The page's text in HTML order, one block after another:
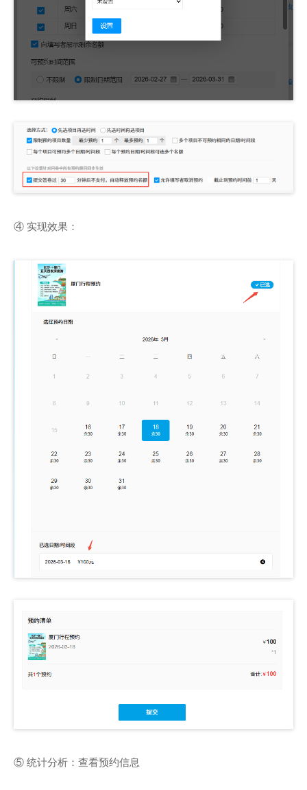
④ 实现效果：
⑤ 统计分析：查看预约信息